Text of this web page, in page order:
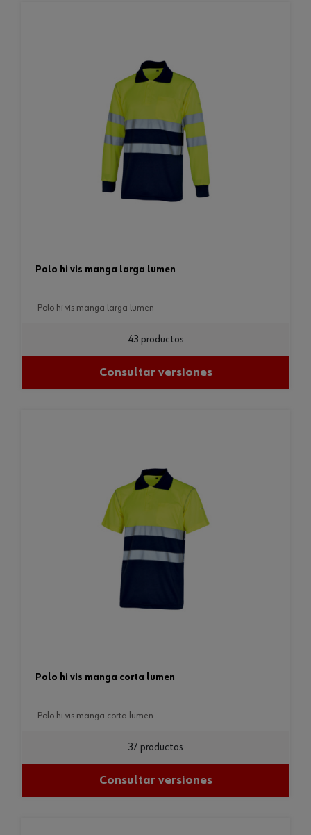
polo hi vis manga larga lumen
polo hi vis manga larga lumen
43 productos
Consultar versiones
polo hi vis manga corta lumen
polo hi vis manga corta lumen
37 productos
Consultar versiones